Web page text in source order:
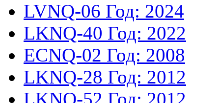
LVNQ-06 Год: 2024
LKNQ-40 Год: 2022
ECNQ-02 Год: 2008
LKNQ-28 Год: 2012